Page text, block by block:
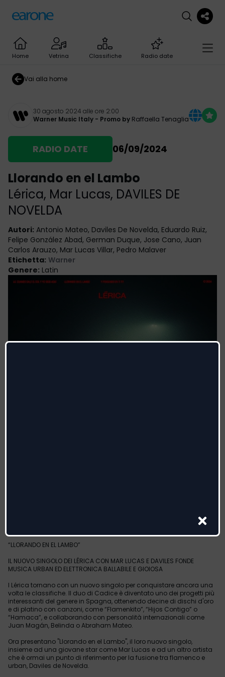
Home Vetrina Classifiche Radio date
Vai alla home
30 agosto 2024 alle ore 2:00
Warner Music Italy - Promo by Raffaella Tenaglia
RADIO DATE 06/09/2024
Llorando en el Lambo
Lérica, Mar Lucas, DAVILES DE
NOVELDA
Autori: Antonio Mateo, Daviles De Novelda, Eduardo Ruiz,
Felipe González Abad, German Duque, Jose Cano, Juan
Carlos Arauzo, Mar Lucas Villar, Pedro Malaver
Etichetta: Warner
Genere: Latin
“LLORANDO EN EL LAMBO”
IL NUOVO SINGOLO DEI LÉRICA CON MAR LUCAS E DAVILES FONDE
MUSICA URBAN ED ELETTRONICA BALLABILE E GIOIOSA
I Lérica tornano con un nuovo singolo per conquistare ancora una
volta le classifiche. Il duo di Cadice è diventato uno dei progetti più
interessanti del genere in Spagna, ottenendo decine di dischi d'oro
e di platino con canzoni, come “Flamenkito”, “Hijos Contigo” o
“Hamaca”, e collaborando con personalità internazionali come
Juan Magán, Belinda o Abraham Mateo.
Ora presentano "Llorando en el Lambo", il loro nuovo singolo,
insieme ad una giovane star come Mar Lucas e ad un altro artista
che è ormai un punto di riferimento per la fusione tra flamenco e
urban, Daviles de Novelda.